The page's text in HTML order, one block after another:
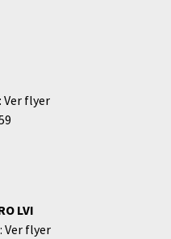
Ver flyer
LVI
Ver flyer